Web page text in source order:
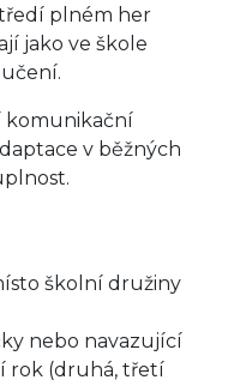
plném her
jako ve škole
komunikační
v běžných
školní družiny
nebo navazující
rok (druhá, třetí